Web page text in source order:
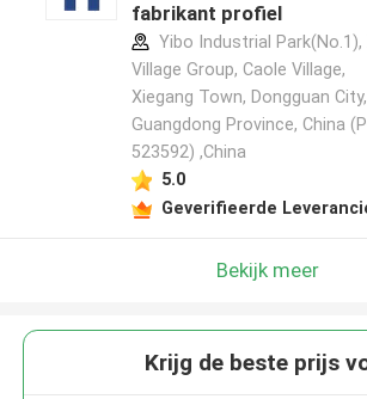
fabrikant profiel
Yibo Industrial Park(No.1),
Village Group, Caole Village,
Xiegang Town, Dongguan City,
Guangdong Province, China
523592) ,China
5.0
Geverifieerde
Bekijk meer
Krijg de beste prijs